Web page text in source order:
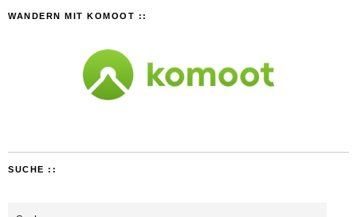
WANDERN MIT KOMOOT ::
SUCHE ::